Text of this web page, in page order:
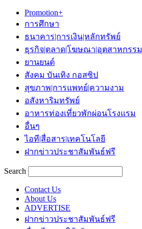
Promotion+
การศึกษา
ธนาคาร|การเงิน|หลักทรัพย์
ธุรกิจ|ตลาด|โฆษณา|อุตสาหกรรม
ยานยนต์
สังคม บันเทิง กอสซิป
สุขภาพ|การแพทย์|ความงาม
อสังหาริมทรัพย์
อาหารท่องเที่ยวพักผ่อนโรงแรม
อื่นๆ
ไอที|สื่อสาร|เทคโนโลยี
ฝากข่าวประชาสัมพันธ์ฟรี
Search
Contact Us
About Us
ADVERTISE
ฝากข่าวประชาสัมพันธ์ฟรี